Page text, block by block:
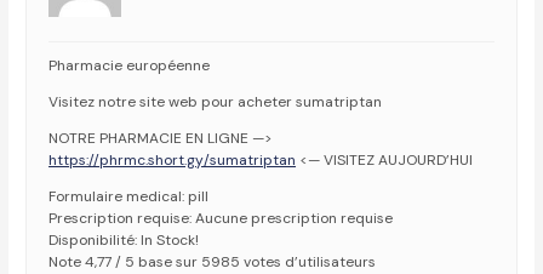
Pharmacie européenne
Visitez notre site web pour acheter sumatriptan
NOTRE PHARMACIE EN LIGNE —>
https://phrmc.short.gy/sumatriptan <— VISITEZ AUJOURD’HUI
Formulaire medical: pill
Prescription requise: Aucune prescription requise
Disponibilité: In Stock!
Note 4,77 / 5 base sur 5985 votes d’utilisateurs